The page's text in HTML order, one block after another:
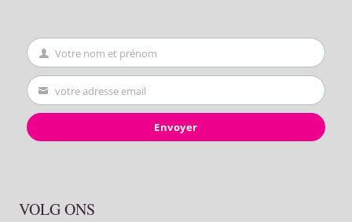
First
Name
Votre nom et prénom
Your
email
votre adresse email
Envoyer
VOLG ONS